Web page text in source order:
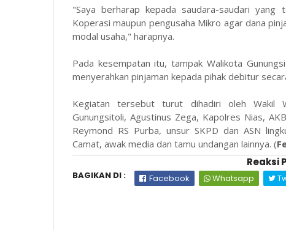
"Saya berharap kepada saudara-saudari
Koperasi maupun pengusaha Mikro agar dana
modal usaha," harapnya.
Pada kesempatan itu, tampak Walikota
menyerahkan pinjaman kepada pihak debitur
Kegiatan tersebut turut dihadiri oleh Wakil
Gunungsitoli, Agustinus Zega, Kapolres Nias,
Reymond RS Purba, unsur SKPD dan ASN
Camat, awak media dan tamu undangan lainnya. (
Reaksi
BAGIKAN DI : Facebook Whatsapp